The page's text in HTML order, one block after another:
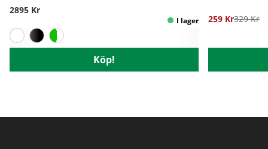
2895 Kr
Köp!
259 Kr329 Kr